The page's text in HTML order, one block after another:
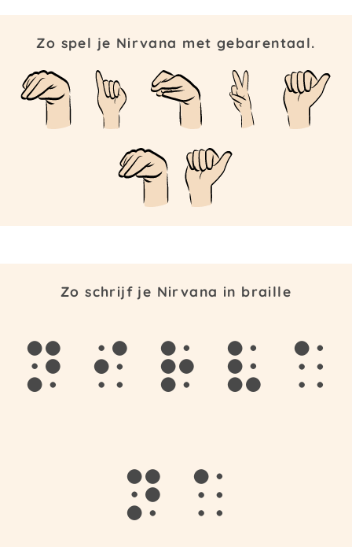
Zo spel je Nirvana met gebarentaal.
Zo schrijf je Nirvana in braille
n i r v a
n a